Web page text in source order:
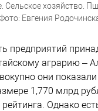
Сельское хозяйство.
Евгения
предприятий
аграрию –
они
1,770 млрд
Однако